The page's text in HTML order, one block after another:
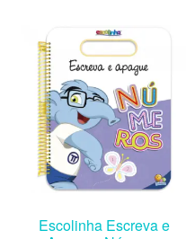
Escolinha Escreva e